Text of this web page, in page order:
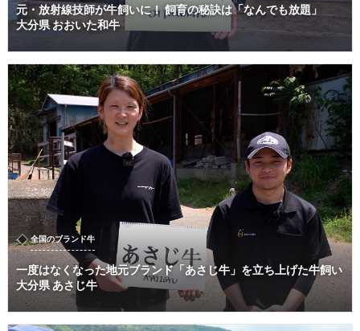
元・放射線技師が牛飼いに！ 飼育の秘訣は「なんでも放題」
大分県 おおいた和牛
全国のブランド牛
一度はなくなった地元ブランド「あさじ牛」を立ち上げた牛飼い
大分県 あさじ牛